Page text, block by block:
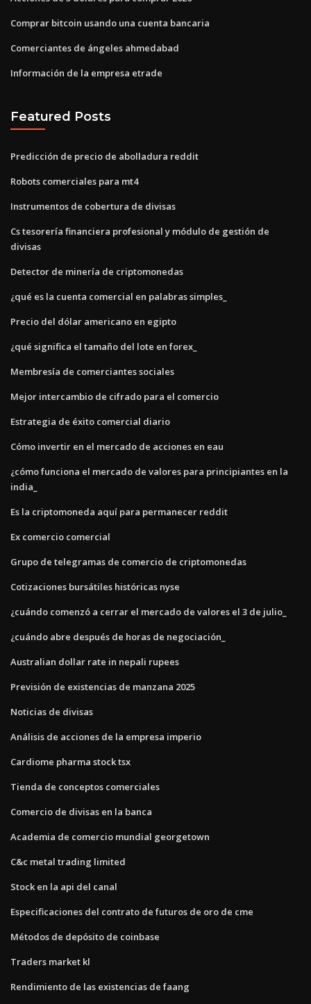
Comprar bitcoin usando una cuenta bancaria
Comerciantes de ángeles ahmedabad
Información de la empresa etrade
Featured Posts
Predicción de precio de abolladura reddit
Robots comerciales para mt4
Instrumentos de cobertura de divisas
Cs tesorería financiera profesional y módulo de gestión de
divisas
Detector de minería de criptomonedas
¿qué es la cuenta comercial en palabras simples_
Precio del dólar americano en egipto
¿qué significa el tamaño del lote en forex_
Membresía de comerciantes sociales
Mejor intercambio de cifrado para el comercio
Estrategia de éxito comercial diario
Cómo invertir en el mercado de acciones en eau
¿cómo funciona el mercado de valores para principiantes en la
india_
Es la criptomoneda aquí para permanecer reddit
Ex comercio comercial
Grupo de telegramas de comercio de criptomonedas
Cotizaciones bursátiles históricas nyse
¿cuándo comenzó a cerrar el mercado de valores el 3 de julio_
¿cuándo abre después de horas de negociación_
Australian dollar rate in nepali rupees
Previsión de existencias de manzana 2025
Noticias de divisas
Análisis de acciones de la empresa imperio
Cardiome pharma stock tsx
Tienda de conceptos comerciales
Comercio de divisas en la banca
Academia de comercio mundial georgetown
C&c metal trading limited
Stock en la api del canal
Especificaciones del contrato de futuros de oro de cme
Métodos de depósito de coinbase
Traders market kl
Rendimiento de las existencias de faang